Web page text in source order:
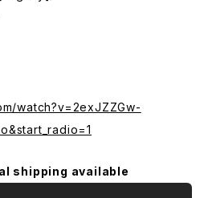
watch?v=2exJZZGw-
shipping available